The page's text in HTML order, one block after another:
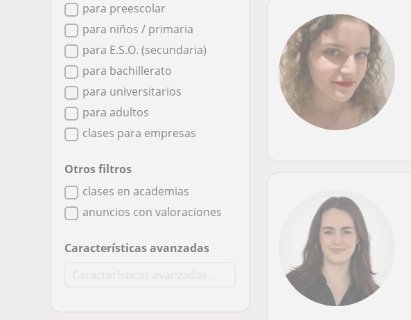
para preescolar
para niños / primaria
para E.S.O. (secundaria)
para bachillerato
para universitarios
para adultos
clases para empresas
Otros filtros
clases en academias
anuncios con valoraciones
Características avanzadas